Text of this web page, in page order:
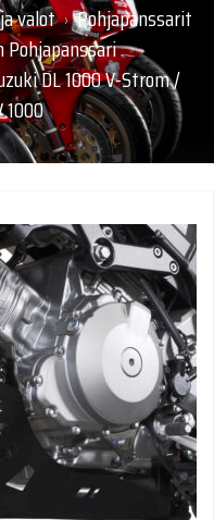
valot › Pohjapanssarit
Pohjapanssari
DL 1000 V-Strom /
1000